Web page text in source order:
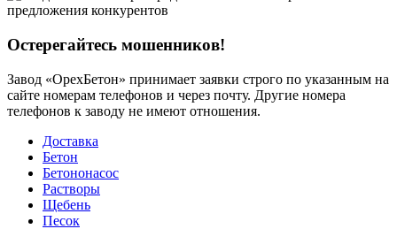
Остерегайтесь мошенников!
Завод «ОрехБетон» принимает заявки строго по указанным на
сайте номерам телефонов и через почту. Другие номера
телефонов к заводу не имеют отношения.
Доставка
Бетон
Бетононасос
Растворы
Щебень
Песок